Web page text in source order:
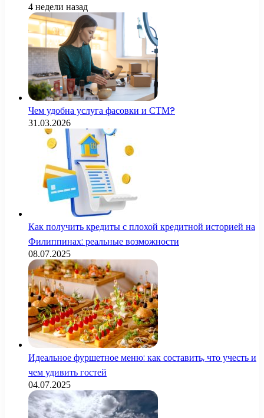
4 недели назад
Чем удобна услуга фасовки и СТМ?
31.03.2026
Как получить кредиты с плохой кредитной историей на
Филиппинах: реальные возможности
08.07.2025
Идеальное фуршетное меню: как составить, что учесть и
чем удивить гостей
04.07.2025